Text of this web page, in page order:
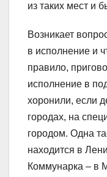
из таких мест и
Возникает
в исполнение и
правило,
исполнение в
хоронили, если
городах, на
городом. Одна
находится в
Коммунарка – в